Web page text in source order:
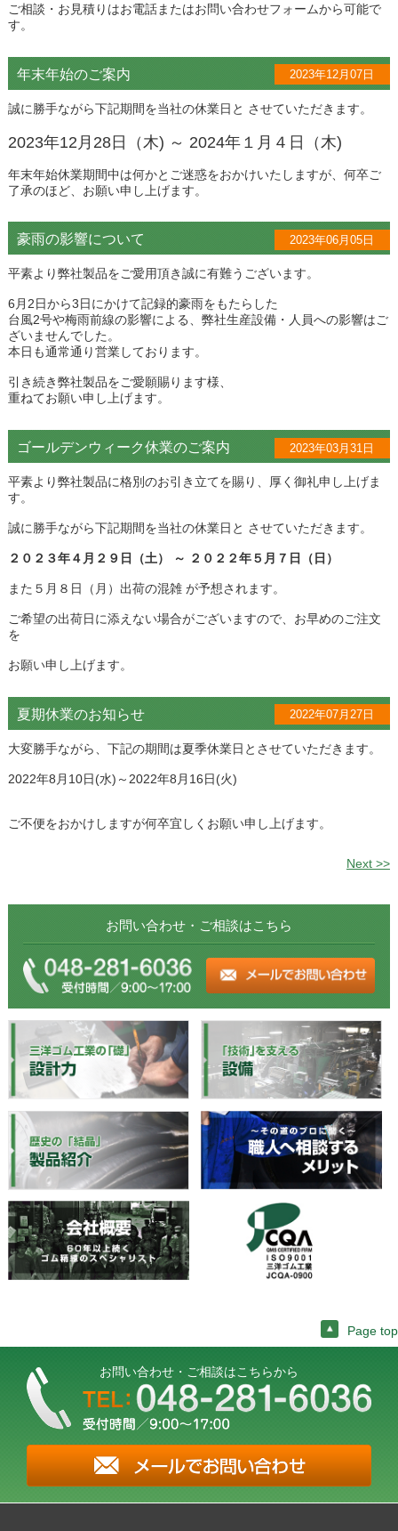
ご相談・お見積りはお電話またはお問い合わせフォームから可能で
す。
年末年始のご案内 2023年12月07日
誠に勝手ながら下記期間を当社の休業日と させていただきます。
2023年12月28日（木) ～ 2024年１月４日（木)
年末年始休業期間中は何かとご迷惑をおかけいたしますが、何卒ご
了承のほど、お願い申し上げます。
豪雨の影響について 2023年06月05日
平素より弊社製品をご愛用頂き誠に有難うございます。
6月2日から3日にかけて記録的豪雨をもたらした
台風2号や梅雨前線の影響による、弊社生産設備・人員への影響はご
ざいませんでした。
本日も通常通り営業しております。
引き続き弊社製品をご愛願賜ります様、
重ねてお願い申し上げます。
ゴールデンウィーク休業のご案内 2023年03月31日
平素より弊社製品に格別のお引き立てを賜り、厚く御礼申し上げま
す。
誠に勝手ながら下記期間を当社の休業日と させていただきます。
２０２３年４月２９日（土） ～ ２０２２年５月７日（日）
また５月８日（月）出荷の混雑 が予想されます。
ご希望の出荷日に添えない場合がございますので、お早めのご注文
を
お願い申し上げます。
夏期休業のお知らせ 2022年07月27日
大変勝手ながら、下記の期間は夏季休業日とさせていただきます。
2022年8月10日(水)～2022年8月16日(火)
ご不便をおかけしますが何卒宜しくお願い申し上げます。
Next >>
お問い合わせ・ご相談はこちら
Page top
お問い合わせ・ご相談はこちらから